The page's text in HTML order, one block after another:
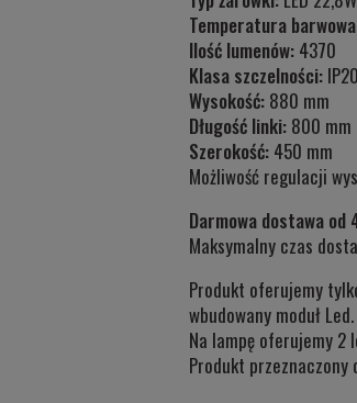
Temperatura
Ilość lumenów: 4370
Klasa szczelności: IP20
Wysokość: 880 mm
Długość linki: 800 mm
Szerokość: 450 mm
Możliwość regulacji
Darmowa dostawa od
Maksymalny czas
Produkt oferujemy
wbudowany moduł Led.
Na lampę oferujemy 2
Produkt przeznaczony